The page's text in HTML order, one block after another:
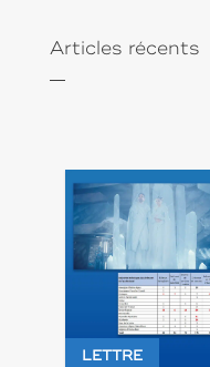
Articles récents
LETTRE